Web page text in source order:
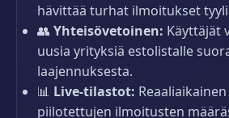
hävittää turhat ilmoitukset
👥 Yhteisövetoinen: Käyttäjät
uusia yrityksiä estolistalle
laajennuksesta.
📊 Live-tilastot:
piilotettujen ilmoitusten